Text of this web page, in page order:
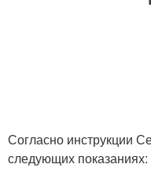
Согласно инструкции
следующих показаниях: